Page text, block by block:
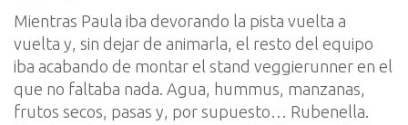
Mientras Paula iba devorando la pista vuelta a
vuelta y sin dejar de animarla, el resto del equipo
iba acabando de montar el stand veggierunner en el
que no faltaba nada. Agua, hummus manzanas
frutos secos , pasas y por supuesto Rubenella